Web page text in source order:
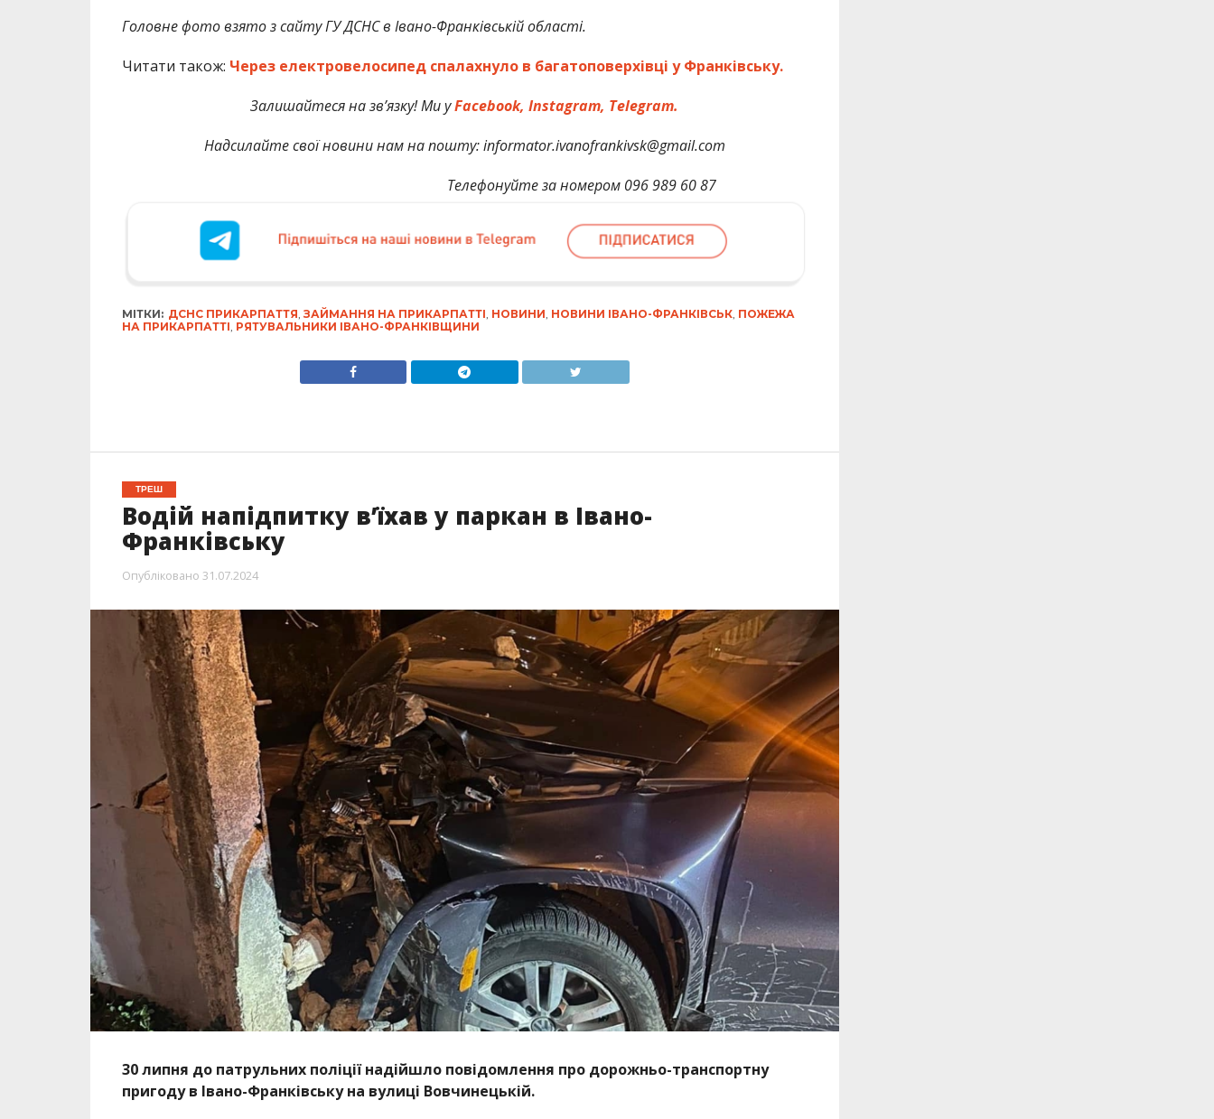
Головне фото взято з сайту ГУ ДСНС в Івано-Франківській області.
Читати також: Через електровелосипед спалахнуло в багатоповерхівці у Франківську.
Залишайтеся на зв’язку! Ми уFacebook, Instagram, Telegram.
Надсилайте свої новини нам на пошту: informator.ivanofrankivsk@gmail.com
Телефонуйте за номером 096 989 60 87
МІТКИ: ДСНС ПРИКАРПАТТЯ, ЗАЙМАННЯ НА ПРИКАРПАТТІ, НОВИНИ, НОВИНИ ІВАНО-ФРАНКІВСЬК, ПОЖЕЖА
НА ПРИКАРПАТТІ, РЯТУВАЛЬНИКИ ІВАНО-ФРАНКІВЩИНИ
ТРЕШ
Водій напідпитку в’їхав у паркан в Івано-
Франківську
Опубліковано 31.07.2024
30 липня до патрульних поліції надійшло повідомлення про дорожньо-транспортну
пригоду в Івано-Франківську на вулиці Вовчинецькій.